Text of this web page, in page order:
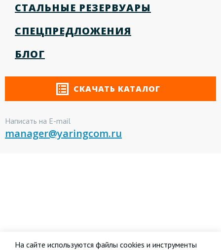
СТАЛЬНЫЕ РЕЗЕРВУАРЫ
СПЕЦПРЕДЛОЖЕНИЯ
БЛОГ
СКАЧАТЬ КАТАЛОГ
Написать на E-mail
manager@yaringcom.ru
На сайте используются файлы cookies и инструменты